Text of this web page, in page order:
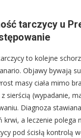
tarczycy u
to kolejne
Objawy bywają
masy ciała mimo
sierścią (wypadanie,
Diagnoza
krwi, a leczenie polega
pod ścisłą kontrolą